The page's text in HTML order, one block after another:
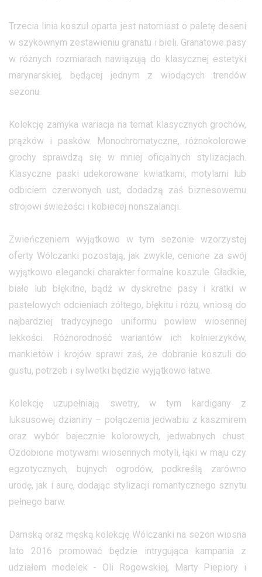
Trzecia linia koszul oparta jest natomiast o paletę deseni
w szykownym zestawieniu granatu i bieli. Granatowe pasy
w różnych rozmiarach nawiązują do klasycznej estetyki
marynarskiej, będącej jednym z wiodących trendów
sezonu.
Kolekcję zamyka wariacja na temat klasycznych grochów,
prążków i pasków. Monochromatyczne, różnokolorowe
grochy sprawdzą się w mniej oficjalnych stylizacjach.
Klasyczne paski udekorowane kwiatkami, motylami lub
odbiciem czerwonych ust, dodadzą zaś biznesowemu
strojowi świeżości i kobiecej nonszalancji.
Zwieńczeniem wyjątkowo w tym sezonie wzorzystej
oferty Wólczanki pozostają, jak zwykle, cenione za swój
wyjątkowo elegancki charakter formalne koszule. Gładkie,
białe lub błękitne, bądź w dyskretne pasy i kratki w
pastelowych odcieniach żółtego, błękitu i różu, wniosą do
najbardziej tradycyjnego uniformu powiew wiosennej
lekkości. Różnorodność wariantów ich kołnierzyków,
mankietów i krojów sprawi zaś, że dobranie koszuli do
gustu, potrzeb i sylwetki będzie wyjątkowo łatwe.
Kolekcję uzupełniają swetry, w tym kardigany z
luksusowej dzianiny – połączenia jedwabiu z kaszmirem
oraz wybór bajecznie kolorowych, jedwabnych chust.
Ozdobione motywami wiosennych motyli, łąki w maju czy
egzotycznych, bujnych ogrodów, podkreślą zarówno
urodę, jak i aurę, dodając stylizacji romantycznego sznytu
pełnego barw.
Damską oraz męską kolekcję Wólczanki na sezon wiosna
lato 2016 promować będzie intrygująca kampania z
udziałem modelek - Oli Rogowskiej, Marty Piepiory i